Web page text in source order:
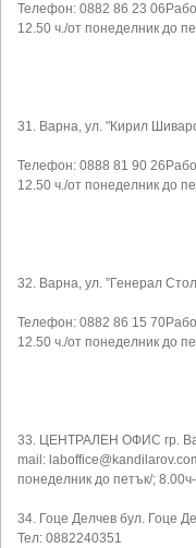
Телефон: 0882 86 23
12.50 ч./от понеделник до
31. Варна, ул. "Кирил
Телефон: 0888 81 90
12.50 ч./от понеделник до
32. Варна, ул. ”Генерал
Телефон: 0882 86 15
12.50 ч./от понеделник до
33. ЦЕНТРАЛЕН ОФИС гр.
mail:
понеделник до петък/;
34. Гоце Делчев бул. Гоце
Тел: 0882240351